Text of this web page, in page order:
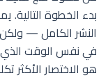
بدء الخطوة
النشر الكامل —
في نفس الوقت الذي
هو الاختصار الأكثر